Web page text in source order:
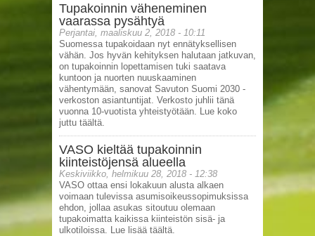
Tupakoinnin väheneminen
vaarassa pysähtyä
Perjantai, maaliskuu 2, 2018 - 10:11
Suomessa tupakoidaan nyt ennätyksellisen
vähän. Jos hyvän kehityksen halutaan jatkuvan,
on tupakoinnin lopettamisen tuki saatava
kuntoon ja nuorten nuuskaaminen
vähentymään, sanovat Savuton Suomi 2030 -
verkoston asiantuntijat. Verkosto juhlii tänä
vuonna 10-vuotista yhteistyötään. Lue koko
juttu täältä.
VASO kieltää tupakoinnin
kiinteistöjensä alueella
Keskiviikko, helmikuu 28, 2018 - 12:38
VASO ottaa ensi lokakuun alusta alkaen
voimaan tulevissa asumisoikeussopimuksissa
ehdon, jollaa asukas sitoutuu olemaan
tupakoimatta kaikissa kiinteistön sisä- ja
ulkotiloissa. Lue lisää täältä.